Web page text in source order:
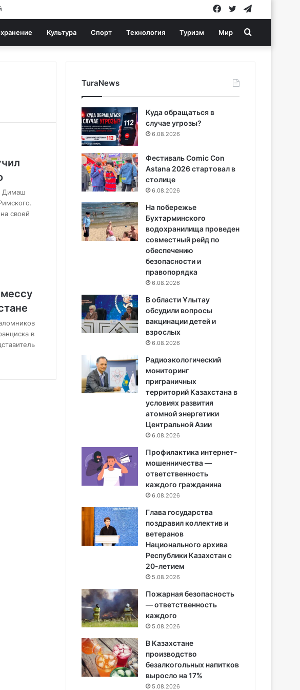
Twitter
Facebook
Культура Спорт Технология Туризм Мир Search
for
Димаш
своей
в
TuraNews
Куда обращаться в
случае угрозы?
6.08.2026
Фестиваль Comic Con
Astana 2026 стартовал в
столице
6.08.2026
На побережье
Бухтарминского
водохранилища проведен
совместный рейд по
обеспечению
безопасности и
правопорядка
6.08.2026
В области Ұлытау
обсудили вопросы
вакцинации детей и
взрослых
6.08.2026
Радиоэкологический
мониторинг
приграничных
территорий Казахстана в
условиях развития
атомной энергетики
Центральной Азии
6.08.2026
Профилактика интернет-
мошенничества —
ответственность
каждого гражданина
6.08.2026
Глава государства
поздравил коллектив и
ветеранов
Национального архива
Республики Казахстан с
20-летием
5.08.2026
Пожарная безопасность
— ответственность
каждого
5.08.2026
В Казахстане
производство
безалкогольных напитков
выросло на 17%
5.08.2026